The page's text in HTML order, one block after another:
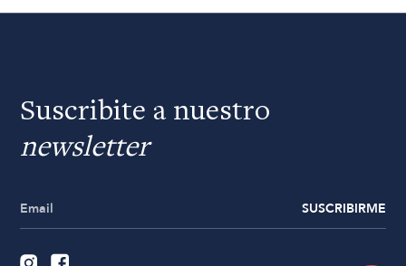
Suscribite a nuestro
newsletter
SUSCRIBIRME